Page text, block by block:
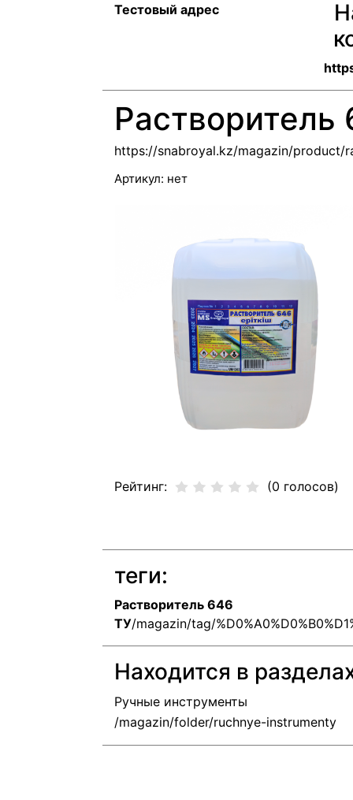
Тестовый адрес
Растворитель
https://snabroyal.kz/magazin/product/
Артикул: нет
Рейтинг: (0 голосов)
теги:
Растворитель 646
ТУ/magazin/tag/
Находится в
Ручные инструменты